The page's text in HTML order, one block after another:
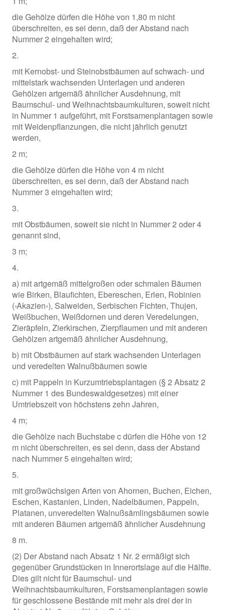
die Gehölze dürfen die Höhe von 1,80 m nicht
überschreiten, es sei denn, daß der Abstand nach
Nummer 2 eingehalten wird;
2.
mit Kernobst- und Steinobstbäumen auf schwach- und
mittelstark wachsenden Unterlagen und anderen
Gehölzen artgemäß ähnlicher Ausdehnung, mit
Baumschul- und Weihnachtsbaumkulturen, soweit nicht
in Nummer 1 aufgeführt, mit Forstsamenplantagen sowie
mit Weidenpflanzungen, die nicht jährlich genutzt
werden,
2 m;
die Gehölze dürfen die Höhe von 4 m nicht
überschreiten, es sei denn, daß der Abstand nach
Nummer 3 eingehalten wird;
3.
mit Obstbäumen, soweit sie nicht in Nummer 2 oder 4
genannt sind,
3 m;
4.
a) mit artgemäß mittelgroßen oder schmalen Bäumen
wie Birken, Blaufichten, Ebereschen, Erlen, Robinien
(›Akazien‹), Salweiden, Serbischen Fichten, Thujen,
Weißbuchen, Weißdornen und deren Veredelungen,
Zieräpfeln, Zierkirschen, Zierpflaumen und mit anderen
Gehölzen artgemäß ähnlicher Ausdehnung,
b) mit Obstbäumen auf stark wachsenden Unterlagen
und veredelten Walnußbäumen sowie
c) mit Pappeln in Kurzumtriebsplantagen (§ 2 Absatz 2
Nummer 1 des Bundeswaldgesetzes) mit einer
Umtriebszeit von höchstens zehn Jahren,
4 m;
die Gehölze nach Buchstabe c dürfen die Höhe von 12
m nicht überschreiten, es sei denn, dass der Abstand
nach Nummer 5 eingehalten wird;
5.
mit großwüchsigen Arten von Ahornen, Buchen, Eichen,
Eschen, Kastanien, Linden, Nadelbäumen, Pappeln,
Platanen, unveredelten Walnußsämlingsbäumen sowie
mit anderen Bäumen artgemäß ähnlicher Ausdehnung
8 m.
(2) Der Abstand nach Absatz 1 Nr. 2 ermäßigt sich
gegenüber Grundstücken in Innerortslage auf die Hälfte.
Dies gilt nicht für Baumschul- und
Weihnachtsbaumkulturen, Forstsamenplantagen sowie
für geschlossene Bestände mit mehr als drei der in